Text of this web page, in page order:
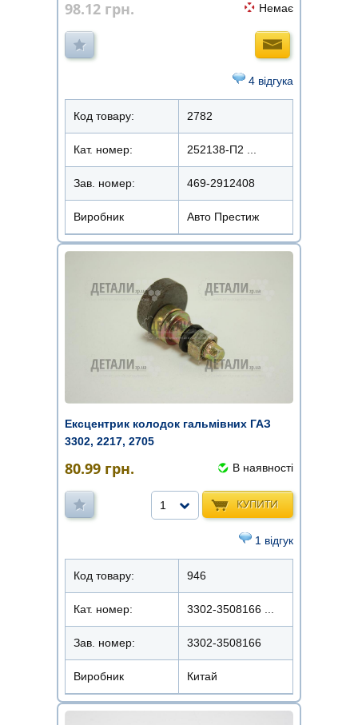
98.12 грн. Немає
4 відгука
Код товару: 2782
Кат. номер: 252138-П2 ...
Зав. номер: 469-2912408
Виробник Авто Престиж
Ексцентрик колодок гальмівних ГАЗ
3302, 2217, 2705
80.99 грн. В наявності
КУПИТИ
1
1 відгук
Код товару: 946
Кат. номер: 3302-3508166 ...
Зав. номер: 3302-3508166
Виробник Китай